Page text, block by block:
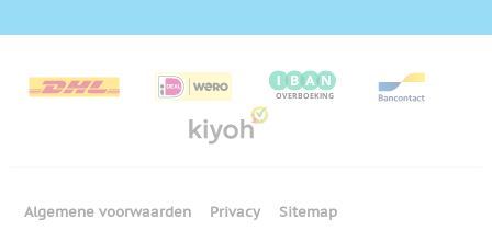
Algemene voorwaarden Privacy Sitemap